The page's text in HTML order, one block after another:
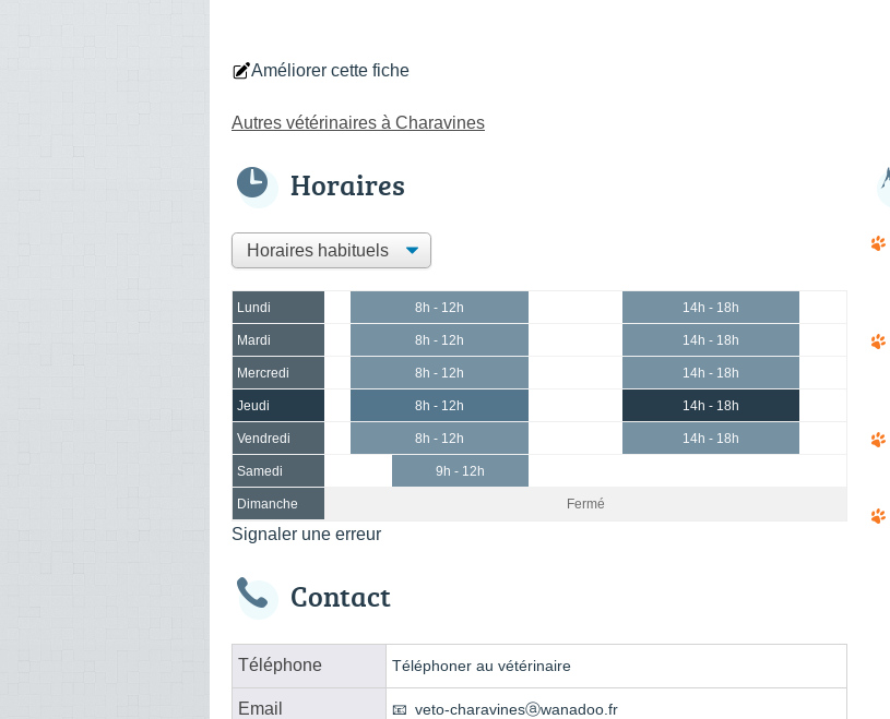
Améliorer cette fiche
Autres vétérinaires à Charavines
Horaires
Lundi 8h - 12h 14h - 18h
Mardi 8h - 12h 14h - 18h
Mercredi 8h - 12h 14h - 18h
Jeudi 8h - 12h 14h - 18h
Vendredi 8h - 12h 14h - 18h
Samedi 9h - 12h
Dimanche Fermé
Signaler une erreur
Contact
Téléphone Téléphoner au vétérinaire
Email veto-charavinesⓐwanadoo.fr